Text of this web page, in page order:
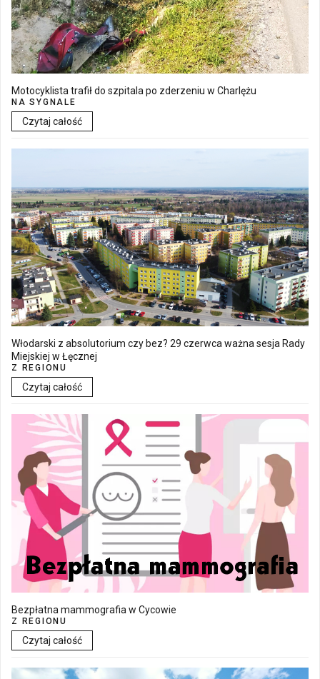
Motocyklista trafił do szpitala po zderzeniu w Charlężu
NA SYGNALE
Czytaj całość
Włodarski z absolutorium czy bez? 29 czerwca ważna sesja Rady
Miejskiej w Łęcznej
Z REGIONU
Czytaj całość
Bezpłatna mammografia w Cycowie
Z REGIONU
Czytaj całość